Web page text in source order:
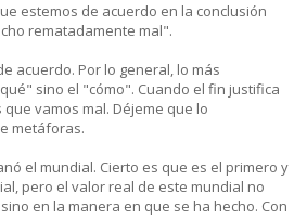
estemos de acuerdo en la conclusión
rematadamente mal".
acuerdo. Por lo general, lo más
sino el "cómo". Cuando el fin justifica
vamos mal. Déjeme que lo
metáforas.
el mundial. Cierto es que es el primero y
pero el valor real de este mundial no
en la manera en que se ha hecho. Con